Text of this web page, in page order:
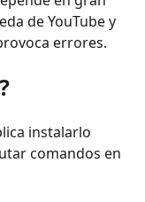
de YouTube y
errores.
instalarlo
comandos en